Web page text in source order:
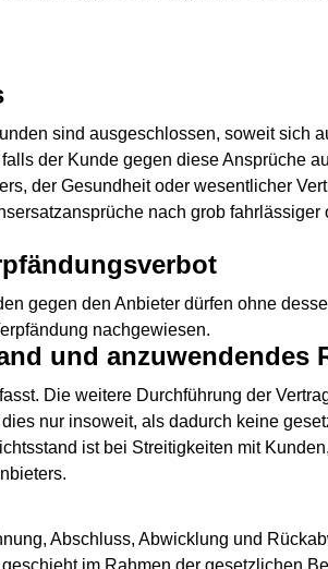
sind ausgeschlossen, soweit sich
der Kunde gegen diese Ansprüche
der Gesundheit oder wesentlicher
nach grob
gegen den Anbieter dürfen ohne
nachgewiesen.
und anzuwendendes
Die weitere Durchführung der
nur insoweit, als dadurch keine
ist bei Streitigkeiten mit
Abschluss, Abwicklung und
im Rahmen der gesetzlichen